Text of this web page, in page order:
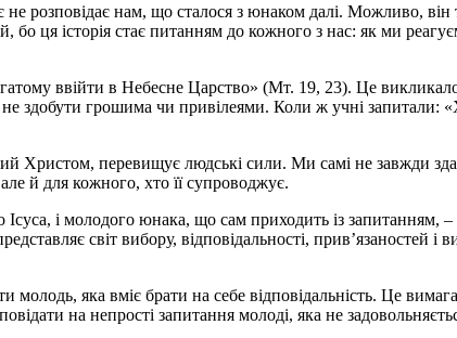
розповідає нам, що сталося з юнаком далі. Можливо, він
бо ця історія стає питанням до кожного з нас: як ми
ввійти в Небесне Царство» (Мт. 19, 23). Це
здобути грошима чи привілеями. Коли ж учні запитали:
Христом, перевищує людські сили. Ми самі не завжди
й для кожного, хто її супроводжує.
і молодого юнака, що сам приходить із запитанням,
світ вибору, відповідальності,
яка вміє брати на себе відповідальність. Це
на непрості запитання молоді, яка не